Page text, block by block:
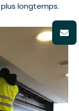
longtemps.